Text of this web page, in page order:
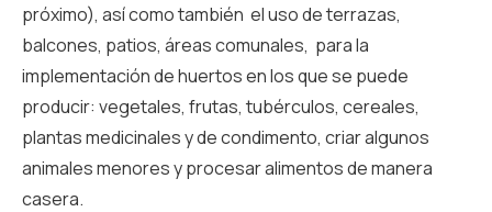
próximo), así como también el uso de terrazas,
balcones, patios, áreas comunales, para la
implementación de huertos en los que se puede
producir: vegetales, frutas, tubérculos, cereales,
plantas medicinales y de condimento, criar algunos
animales menores y procesar alimentos de manera
casera.